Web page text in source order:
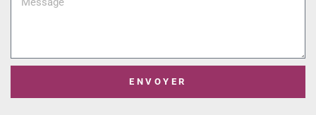
ENVOYER